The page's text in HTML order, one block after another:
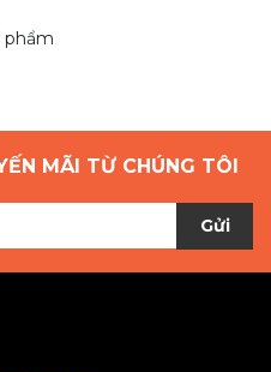
phẩm
MÃI TỪ CHÚNG TÔI
Gửi